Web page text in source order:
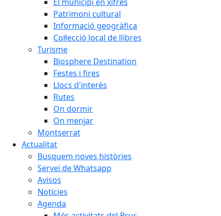
Patrimoni cultural
Informació geogràfica
Col·lecció local de llibres
Turisme
Biosphere Destination
Festes i fires
Llocs d'interès
Rutes
On dormir
On menjar
Montserrat
Actualitat
Busquem noves històries
Servei de Whatsapp
Avisos
Notícies
Agenda